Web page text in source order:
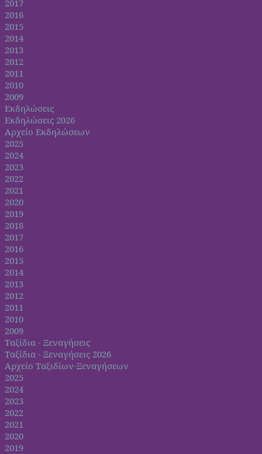
2017
2016
2015
2014
2013
2012
2011
2010
2009
Εκδηλώσεις
Εκδηλώσεις 2026
Αρχείο Εκδηλώσεων
2025
2024
2023
2022
2021
2020
2019
2018
2017
2016
2015
2014
2013
2012
2011
2010
2009
Ταξίδια - Ξεναγήσεις
Ταξίδια - Ξεναγήσεις 2026
Αρχείο Ταξιδίων-Ξεναγήσεων
2025
2024
2023
2022
2021
2020
2019